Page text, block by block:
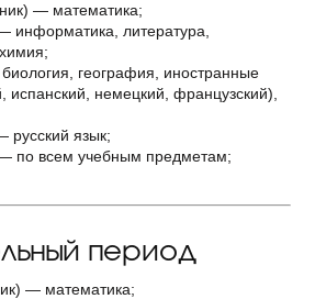
— математика;
информатика, литература,
география, иностранные
испанский, немецкий, французский),
русский язык;
по всем учебным предметам;
период
— математика;